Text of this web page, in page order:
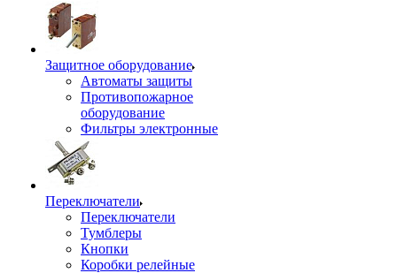
Защитное оборудование
Автоматы защиты
Противопожарное
оборудование
Фильтры электронные
Переключатели
Переключатели
Тумблеры
Кнопки
Коробки релейные